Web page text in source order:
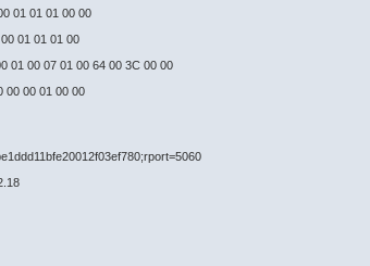
01 01 01 00 00
01 01 01 00
01 00 07 01 00 64 00 3C 00 00
00 00 01 00 00